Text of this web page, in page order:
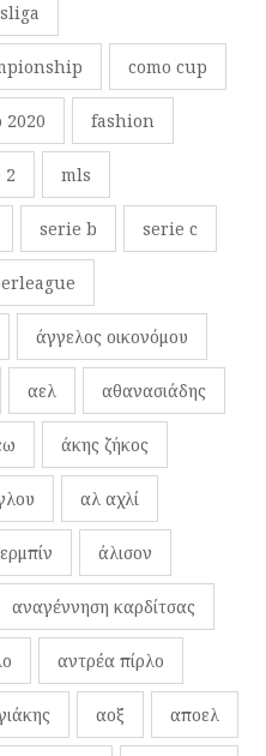
como cup
fashion
2 mls
serie b serie c
άγγελος οικονόμου
αελ αθανασιάδης
άκης ζήκος
αλ αχλί
άλισον
αναγέννηση καρδίτσας
αντρέα πίρλο
αοξ αποελ